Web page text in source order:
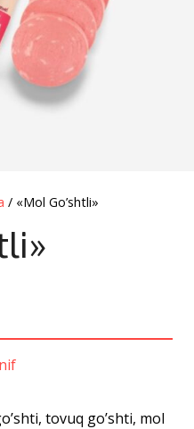
/ «Mol Go’shtli»
tovuq go’shti, mol